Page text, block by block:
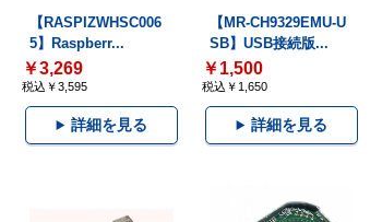
【RASPIZWHSC006
5】Raspberr...
￥3,269
税込￥3,595
詳細を見る
【MR-CH9329EMU-U
SB】USB接続版...
￥1,500
税込￥1,650
詳細を見る